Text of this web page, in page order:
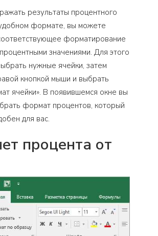
результаты процентного
формате, вы можете
форматирование
значениями. Для этого
нужные ячейки, затем
кнопкой мыши и выбрать
ячейки». В появившемся окне вы
формат процентов, который
для вас.
процента от